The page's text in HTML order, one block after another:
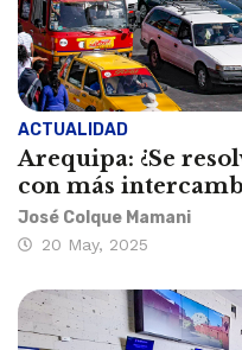
ACTUALIDAD
Arequipa: ¿Se
con más
José Colque Mamani
20 May, 2025